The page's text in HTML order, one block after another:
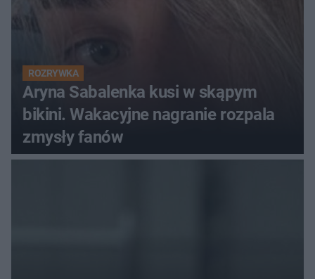
ROZRYWKA
Aryna Sabalenka kusi w skąpym
bikini. Wakacyjne nagranie rozpala
zmysły fanów